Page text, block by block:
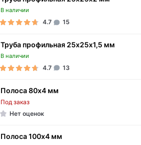
В наличии
4.7 15
Труба профильная 25х25х1,5 мм
В наличии
4.7 13
Полоса 80х4 мм
Под заказ
Нет оценок
Полоса 100х4 мм